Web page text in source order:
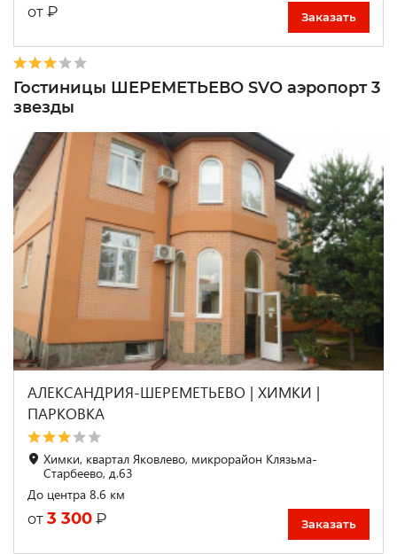
от ₽ Заказать
Гостиницы ШЕРЕМЕТЬЕВО SVO аэропорт 3
звезды
АЛЕКСАНДРИЯ-ШЕРЕМЕТЬЕВО | ХИМКИ |
ПАРКОВКА
Химки, квартал Яковлево, микрорайон Клязьма-
Старбеево, д.63
До центра 8.6 км
от 3 300 ₽ Заказать